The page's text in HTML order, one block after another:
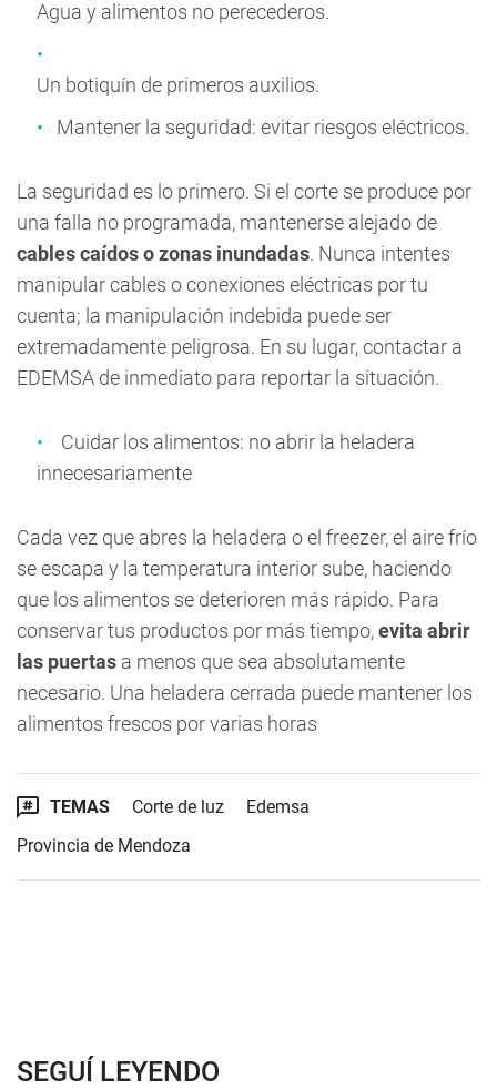
Agua y alimentos no perecederos.
Un botiquín de primeros auxilios.
Mantener la seguridad: evitar riesgos eléctricos.
La seguridad es lo primero. Si el corte se produce por
una falla no programada, mantenerse alejado de
cables caídos o zonas inundadas. Nunca intentes
manipular cables o conexiones eléctricas por tu
cuenta; la manipulación indebida puede ser
extremadamente peligrosa. En su lugar, contactar a
EDEMSA de inmediato para reportar la situación.
Cuidar los alimentos: no abrir la heladera
innecesariamente
Cada vez que abres la heladera o el freezer, el aire frío
se escapa y la temperatura interior sube, haciendo
que los alimentos se deterioren más rápido. Para
conservar tus productos por más tiempo,evita abrir
las puertas a menos que sea absolutamente
necesario. Una heladera cerrada puede mantener los
alimentos frescos por varias horas
TEMAS Corte de luz
Edemsa
Provincia de Mendoza
SEGUÍ LEYENDO